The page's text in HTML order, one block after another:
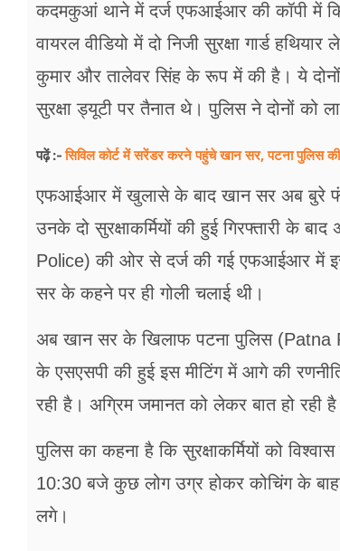
कदमकुआं थाने में दर्ज एफआईआर की कॉपी में
वायरल वीडियो में दो निजी सुरक्षा गार्ड
कुमार और तालेवर सिंह के रूप में की है। ये
सुरक्षा ड्यूटी पर तैनात थे। पुलिस ने दोनों को
पढ़ें :-सिविल कोर्ट में सरेंडर करने पहुंचे खान सर, पटना पुलिस की
एफआईआर में खुलासे के बाद खान सर अब बुरे
उनके दो सुरक्षाकर्मियों की हुई गिरफ्तारी के
Police) की ओर से दर्ज की गई एफआईआर में इस
सर के कहने पर ही गोली चलाई थी।
अब खान सर के खिलाफ पटना पुलिस (Patna
के एसएसपी की हुई इस मीटिंग में आगे की
रही है। अग्रिम जमानत को लेकर बात हो रही
पुलिस का कहना है कि सुरक्षाकर्मियों को
10:30 बजे कुछ लोग उग्र होकर कोचिंग के
लगे।